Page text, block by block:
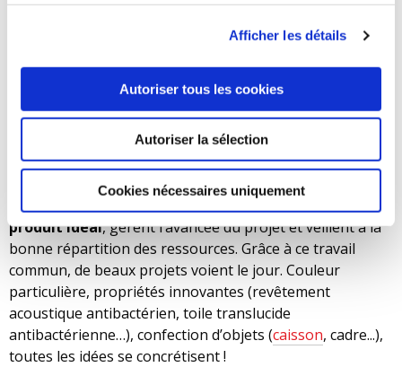
Afficher les détails
Autoriser tous les cookies
Autoriser la sélection
Cookies nécessaires uniquement
produits CLIPSO existent et attendent d’être mises en
œuvre.Vos projets et vos exigences incitent
l’entreprise à creuser toujours plus chaque concept
et chaque possibilité d’installation. CLIPSO ne souhaite
qu’une chose :s’investir dans vos projets ambitieux !
Lesbureaux d’étudeset R&D évaluent et définissent vos
besoins précis et leur faisabilité. Avec votre
collaboration,ils pilotent le développement du
produit idéal, gèrent l’avancée du projet et veillent à la
bonne répartition des ressources. Grâce à ce travail
commun, de beaux projets voient le jour. Couleur
particulière, propriétés innovantes (revêtement
acoustique antibactérien, toile translucide
antibactérienne…), confection d’objets (caisson, cadre...),
toutes les idées se concrétisent !